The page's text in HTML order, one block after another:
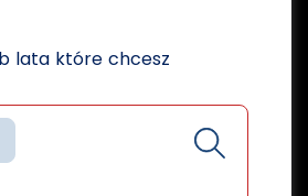
lata które chcesz